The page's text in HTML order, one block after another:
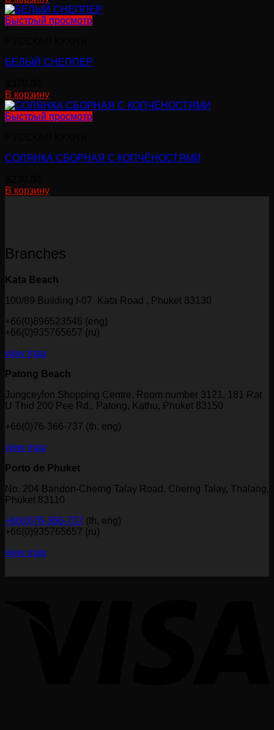
Быстрый просмотр
БЕЛЫЙ СНЕППЕР
В корзину
Быстрый просмотр
СОЛЯНКА СБОРНАЯ С КОПЧЁНОСТЯМИ
В корзину
Branches
Kata Beach
100/89 Building I-07 Kata Road , Phuket 83130
+66(0)896523546 (eng)
+66(0)935765657 (ru)
view map
Patong Beach
Jungceylon Shopping Centre, Room number 3121, 181 Rat
U Thid 200 Pee Rd., Patong, Kathu, Phuket 83150
+66(0)76-366-737 (th, eng)
view map
Porto de Phuket
No. 204 Bandon-Cherng Talay Road, Cherng Talay, Thalang,
Phuket 83110
+66(0)76-366-737 (th, eng)
+66(0)935765657 (ru)
view map